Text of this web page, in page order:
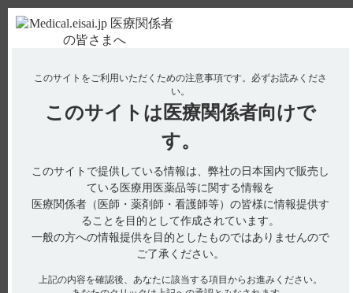
使用期限検索 Drug Information
全ての項目を対象
このサイトをご利用いただくための注意事項です。 必ずお読みくださ
い。
このサイトは 医療関係者向けで
す。
このサイトで提供している情報は、弊社の日本国内で販売し
ている医療用医薬品等に関する情報を
医療関係者（医師・薬剤師・看護師等）の皆様に情報提供す
ることを目的として作成されています。
一般の方への情報提供を目的としたものではありませんので
ご了承ください。
上記の内容を確認後、あなたに該当する項目からお進みください。